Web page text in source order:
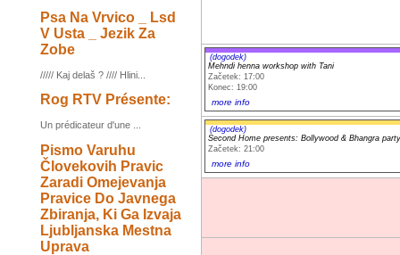
Psa Na Vrvico _ Lsd
V Usta _ Jezik Za
Zobe
///// Kaj delaš ? //// Hlini...
Rog RTV Présente:
Un prédicateur d'une ...
Pismo Varuhu
Človekovih Pravic
Zaradi Omejevanja
Pravice Do Javnega
Zbiranja, Ki Ga Izvaja
Ljubljanska Mestna
Uprava
(dogodek)
Mehndi henna workshop with Tani
Začetek: 17:00
Konec: 19:00
more info
(dogodek)
Second Home presents: Bollywood & Bhangra party
Začetek: 21:00
more info